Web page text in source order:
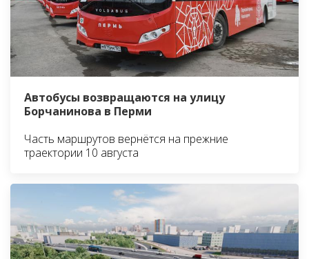
Автобусы возвращаются на улицу
Борчанинова в Перми
Часть маршрутов вернётся на прежние
траектории 10 августа